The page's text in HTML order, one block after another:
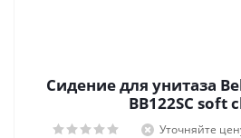
Сидение для унитаза
BB122SC soft
Уточняйте